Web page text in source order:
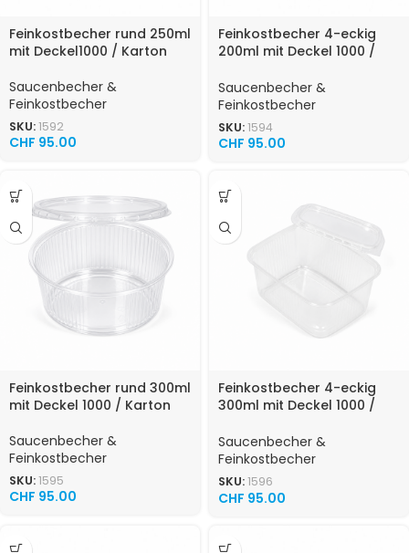
Feinkostbecher rund 250ml
mit Deckel1000 / Karton
Saucenbecher &
Feinkostbecher
SKU:1592
CHF 95.00
Feinkostbecher 4-eckig
200ml mit Deckel 1000 /
Saucenbecher &
Feinkostbecher
SKU:1594
CHF 95.00
Feinkostbecher rund 300ml
mit Deckel 1000 / Karton
Saucenbecher &
Feinkostbecher
SKU:1595
CHF 95.00
Feinkostbecher 4-eckig
300ml mit Deckel 1000 /
Saucenbecher &
Feinkostbecher
SKU:1596
CHF 95.00